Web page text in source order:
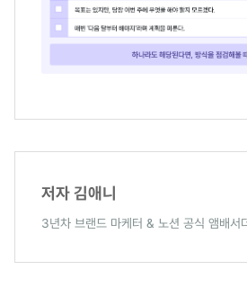
저자 김애니
3년차 브랜드 마케터 & 노션 공식 앰배서